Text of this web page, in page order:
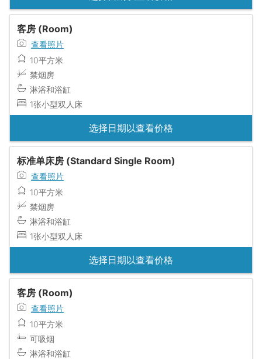
客房 (Room)
查看照片
10平方米
禁烟房
淋浴和浴缸
1张小型双人床
选择日期以查看价格
标准单床房 (Standard Single Room)
查看照片
10平方米
禁烟房
淋浴和浴缸
1张小型双人床
选择日期以查看价格
客房 (Room)
查看照片
10平方米
可吸烟
淋浴和浴缸